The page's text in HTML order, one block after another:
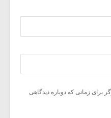
برای زمانی که دوباره دیدگاهی